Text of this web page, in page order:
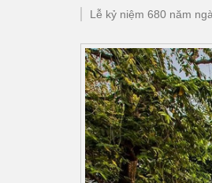
Lễ kỷ niệm 680 năm